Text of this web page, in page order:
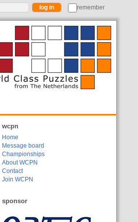
remember
wcpn
Home
Message board
Championships
About WCPN
Contact
Join WCPN
sponsor